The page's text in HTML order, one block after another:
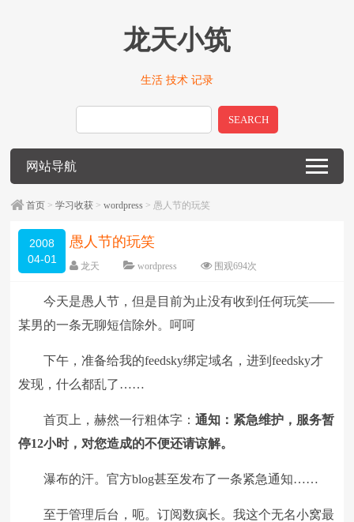
龙天小筑
生活 技术 记录
SEARCH
网站导航
首页 >学习收获 >wordpress > 愚人节的玩笑
2008
04-01
愚人节的玩笑
龙天 wordpress 围观694次
字体： 大 中 小
今天是愚人节，但是目前为止没有收到任何玩笑——
某男的一条无聊短信除外。呵呵
下午，准备给我的feedsky绑定域名，进到feedsky才
发现，什么都乱了……
首页上，赫然一行粗体字：通知：紧急维护，服务暂
停12小时，对您造成的不便还请谅解。
瀑布的汗。官方blog甚至发布了一条紧急通知……
至于管理后台，呃。订阅数疯长。我这个无名小窝最